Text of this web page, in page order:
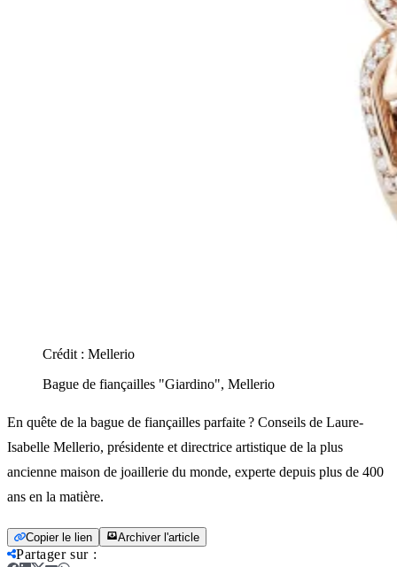
Crédit : Mellerio
Bague de fiançailles "Giardino", Mellerio
En quête de la bague de fiançailles parfaite ? Conseils de Laure-
Isabelle Mellerio, présidente et directrice artistique de la plus
ancienne maison de joaillerie du monde, experte depuis plus de 400
ans en la matière.
Copier le lien Archiver l'article
Partager sur: